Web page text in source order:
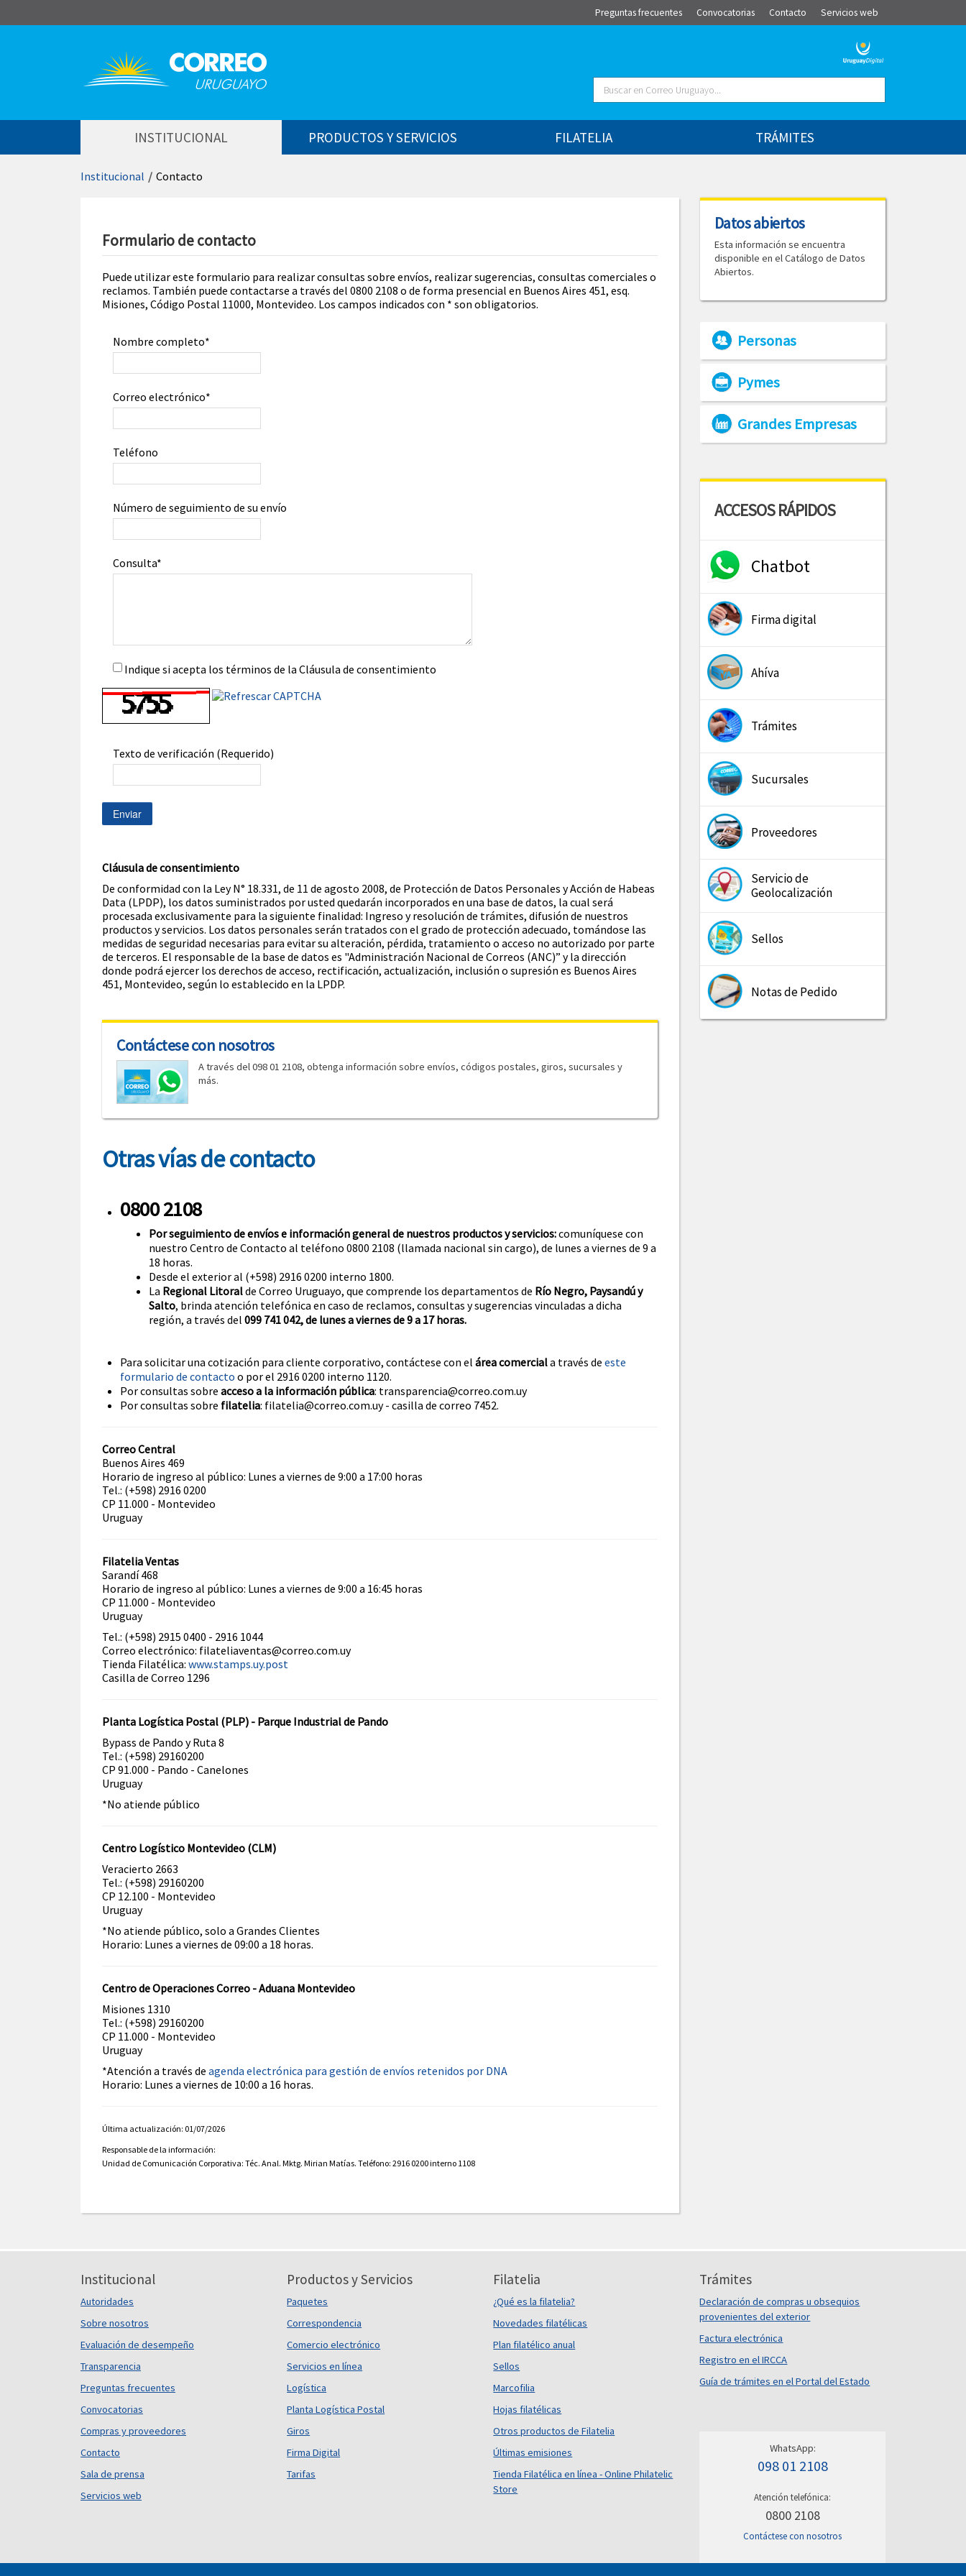
Preguntas frecuentes Convocatorias Contacto Servicios web
Buscar
INSTITUCIONAL PRODUCTOS Y SERVICIOS FILATELIA TRÁMITES
Institucional / Contacto
Formulario de contacto
Puede utilizar este formulario para realizar consultas sobre envíos, realizar sugerencias, consultas comerciales o
reclamos. También puede contactarse a través del 0800 2108 o de forma presencial en Buenos Aires 451, esq.
Misiones, Código Postal 11000, Montevideo. Los campos indicados con * son obligatorios.
Nombre completo*
Correo electrónico*
Teléfono
Número de seguimiento de su envío
Consulta*
Indique si acepta los términos de la Cláusula de consentimiento
Texto de verificación (Requerido)
Enviar
Cláusula de consentimiento
De conformidad con la Ley N° 18.331, de 11 de agosto 2008, de Protección de Datos Personales y Acción de Habeas
Data (LPDP), los datos suministrados por usted quedarán incorporados en una base de datos, la cual será
procesada exclusivamente para la siguiente finalidad: Ingreso y resolución de trámites, difusión de nuestros
productos y servicios. Los datos personales serán tratados con el grado de protección adecuado, tomándose las
medidas de seguridad necesarias para evitar su alteración, pérdida, tratamiento o acceso no autorizado por parte
de terceros. El responsable de la base de datos es "Administración Nacional de Correos (ANC)” y la dirección
donde podrá ejercer los derechos de acceso, rectificación, actualización, inclusión o supresión es Buenos Aires
451, Montevideo, según lo establecido en la LPDP.
Contáctese con nosotros
A través del 098 01 2108, obtenga información sobre envíos, códigos postales, giros, sucursales y
más.
Otras vías de contacto
0800 2108
Por seguimiento de envíos e información general de nuestros productos y servicios:comuníquese con
nuestro Centro de Contacto al teléfono 0800 2108 (llamada nacional sin cargo), de lunes a viernes de 9 a
18 horas.
Desde el exterior al (+598) 2916 0200 interno 1800.
La Regional Litoralde Correo Uruguayo, que comprende los departamentos de Río Negro, Paysandú y
Salto, brinda atención telefónica en caso de reclamos, consultas y sugerencias vinculadas a dicha
región, a través del 099 741 042, de lunes a viernes de 9 a 17 horas.
Para solicitar una cotización para cliente corporativo, contáctese con el área comerciala través de este
formulario de contacto o por el 2916 0200 interno 1120.
Por consultas sobre acceso a la información pública: transparencia@correo.com.uy
Por consultas sobre filatelia: filatelia@correo.com.uy - casilla de correo 7452.
Correo Central
Buenos Aires 469
Horario de ingreso al público: Lunes a viernes de 9:00 a 17:00 horas
Tel.: (+598) 2916 0200
CP 11.000 - Montevideo
Uruguay
Filatelia Ventas
Sarandí 468
Horario de ingreso al público: Lunes a viernes de 9:00 a 16:45 horas
CP 11.000 - Montevideo
Uruguay
Tel.: (+598) 2915 0400 - 2916 1044
Correo electrónico: filateliaventas@correo.com.uy
Tienda Filatélica: www.stamps.uy.post
Casilla de Correo 1296
Planta Logística Postal (PLP) - Parque Industrial de Pando
Bypass de Pando y Ruta 8
Tel.: (+598) 29160200
CP 91.000 - Pando - Canelones
Uruguay
*No atiende público
Centro Logístico Montevideo (CLM)
Veracierto 2663
Tel.: (+598) 29160200
CP 12.100 - Montevideo
Uruguay
*No atiende público, solo a Grandes Clientes
Horario: Lunes a viernes de 09:00 a 18 horas.
Centro de Operaciones Correo - Aduana Montevideo
Misiones 1310
Tel.: (+598) 29160200
CP 11.000 - Montevideo
Uruguay
*Atención a través de agenda electrónica para gestión de envíos retenidos por DNA
Horario: Lunes a viernes de 10:00 a 16 horas.
Última actualización: 01/07/2026
Responsable de la información:
Unidad de Comunicación Corporativa: Téc. Anal. Mktg. Mirian Matías. Teléfono: 2916 0200 interno 1108
Datos abiertos
Esta información se encuentra
disponible en el Catálogo de Datos
Abiertos.
Personas
Pymes
Grandes Empresas
ACCESOS RÁPIDOS
Chatbot
Firma digital
Ahíva
Trámites
Sucursales
Proveedores
Servicio de
Geolocalización
Sellos
Notas de Pedido
Institucional
Autoridades
Sobre nosotros
Evaluación de desempeño
Transparencia
Preguntas frecuentes
Convocatorias
Compras y proveedores
Contacto
Sala de prensa
Servicios web
Productos y Servicios
Paquetes
Correspondencia
Comercio electrónico
Servicios en línea
Logística
Planta Logística Postal
Giros
Firma Digital
Tarifas
Filatelia
¿Qué es la filatelia?
Novedades filatélicas
Plan filatélico anual
Sellos
Marcofilia
Hojas filatélicas
Otros productos de Filatelia
Últimas emisiones
Tienda Filatélica en línea - Online Philatelic
Store
Trámites
Declaración de compras u obsequios
provenientes del exterior
Factura electrónica
Registro en el IRCCA
Guía de trámites en el Portal del Estado
WhatsApp:
098 01 2108
Atención telefónica:
0800 2108
Contáctese con nosotros